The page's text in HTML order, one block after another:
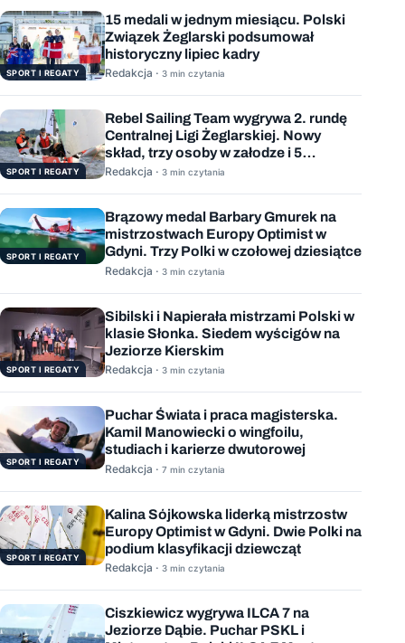
SPORT I REGATY
15 medali w jednym miesiącu. Polski
Związek Żeglarski podsumował
historyczny lipiec kadry
Redakcja · 3 min czytania
SPORT I REGATY
Rebel Sailing Team wygrywa 2. rundę
Centralnej Ligi Żeglarskiej. Nowy
skład, trzy osoby w załodze i 5
wygranych wyścigów
Redakcja · 3 min czytania
SPORT I REGATY
Brązowy medal Barbary Gmurek na
mistrzostwach Europy Optimist w
Gdyni. Trzy Polki w czołowej dziesiątce
Redakcja · 3 min czytania
SPORT I REGATY
Sibilski i Napierała mistrzami Polski w
klasie Słonka. Siedem wyścigów na
Jeziorze Kierskim
Redakcja · 3 min czytania
SPORT I REGATY
Puchar Świata i praca magisterska.
Kamil Manowiecki o wingfoilu,
studiach i karierze dwutorowej
Redakcja · 7 min czytania
SPORT I REGATY
Kalina Sójkowska liderką mistrzostw
Europy Optimist w Gdyni. Dwie Polki na
podium klasyfikacji dziewcząt
Redakcja · 3 min czytania
Ciszkiewicz wygrywa ILCA 7 na
Jeziorze Dąbie. Puchar PSKL i